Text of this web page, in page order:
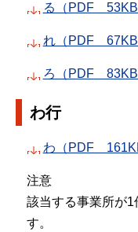
る（PDF 53KB
れ（PDF 67KB
ろ（PDF 83KB
わ行
わ（PDF
注意
該当する事業所が1
す。